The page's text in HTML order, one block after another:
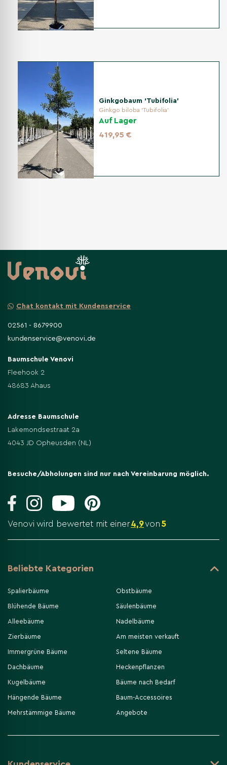
Ginkgobaum ‘Tubifolia’
Ginkgo biloba ‘Tubifolia’
Auf Lager
419,95 €
Chat kontakt mit Kundenservice
02561 - 8679900
kundenservice@venovi.de
Baumschule Venovi
Fleehook 2
48683 Ahaus
Adresse Baumschule
Lakemondsestraat 2a
4043 JD Opheusden (NL)
Besuche/Abholungen sind nur nach Vereinbarung möglich.
Venovi wird bewertet mit einer4,9von 5
Beliebte Kategorien
Spalierbäume
Blühende Bäume
Alleebäume
Zierbäume
Immergrüne Bäume
Dachbäume
Kugelbäume
Hängende Bäume
Mehrstämmige Bäume
Obstbäume
Säulenbäume
Nadelbäume
Am meisten verkauft
Seltene Bäume
Heckenpflanzen
Bäume nach Bedarf
Baum-Accessoires
Angebote